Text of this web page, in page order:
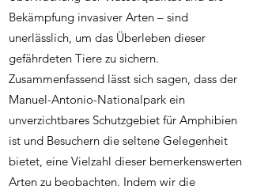
Bekämpfung invasiver Arten – sind
unerlässlich, um das Überleben dieser
gefährdeten Tiere zu sichern.
Zusammenfassend lässt sich sagen, dass der
Manuel-Antonio-Nationalpark ein
unverzichtbares Schutzgebiet für Amphibien
ist und Besuchern die seltene Gelegenheit
bietet, eine Vielzahl dieser bemerkenswerten
Arten zu beobachten. Indem wir die